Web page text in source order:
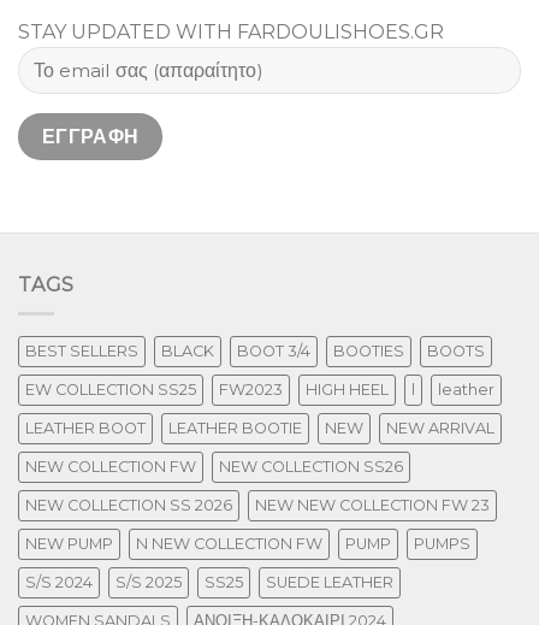
STAY UPDATED WITH FARDOULISHOES.GR
TAGS
BEST SELLERS BLACK BOOT 3/4 BOOTIES BOOTS
EW COLLECTION SS25 FW2023 HIGH HEEL leather
LEATHER BOOT LEATHER BOOTIE NEW NEW ARRIVAL
NEW COLLECTION FW NEW COLLECTION SS26
NEW COLLECTION SS 2026 NEW NEW COLLECTION FW 23
NEW PUMP N NEW COLLECTION FW PUMP PUMPS
S/S 2024 S/S 2025 SS25 SUEDE LEATHER
WOMEN SANDALS ΑΝΟΙΞΗ-ΚΑΛΟΚΑΙΡΙ 2024